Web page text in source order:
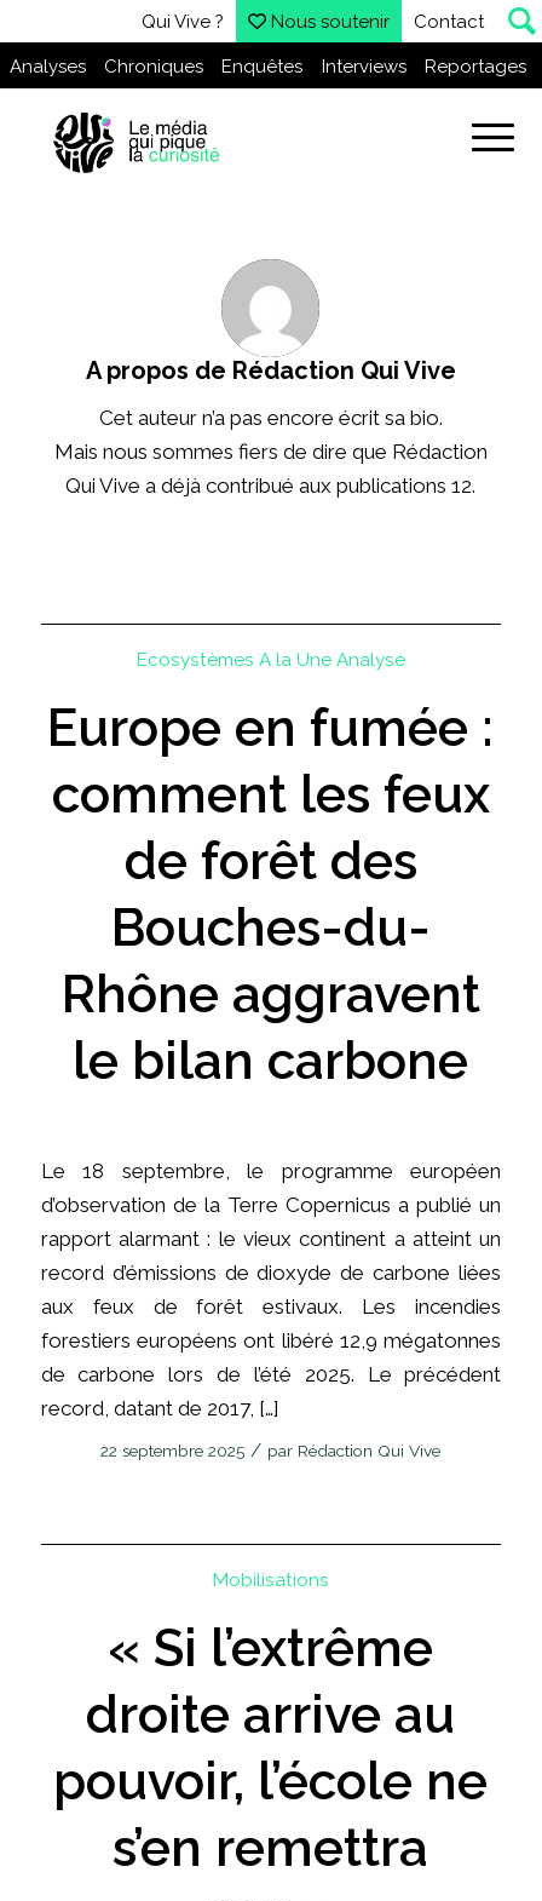
Qui Vive ? Nous soutenir Contact
Analyses Chroniques Enquêtes Interviews Reportages
A propos de Rédaction Qui Vive
Cet auteur n’a pas encore écrit sa bio.
Mais nous sommes fiers de dire que Rédaction
Qui Vive a déjà contribué aux publications 12.
Ecosystèmes A la Une Analyse
Europe en fumée :
comment les feux
de forêt des
Bouches-du-
Rhône aggravent
le bilan carbone
Le 18 septembre, le programme européen
d’observation de la Terre Copernicus a publié un
rapport alarmant : le vieux continent a atteint un
record d’émissions de dioxyde de carbone liées
aux feux de forêt estivaux. Les incendies
forestiers européens ont libéré 12,9 mégatonnes
de carbone lors de l’été 2025. Le précédent
record, datant de 2017, […]
22 septembre 2025 / par Rédaction Qui Vive
Mobilisations
« Si l’extrême
droite arrive au
pouvoir, l’école ne
s’en remettra